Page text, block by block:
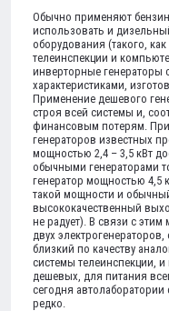
Обычно применяют
использовать и
оборудования (такого,
телеинспекции и
инверторные
характеристиками,
Применение дешевого
строя всей системы и,
финансовым потерям.
генераторов известных
мощностью 2,4 – 3,5 кВт
обычными генераторами
генератор мощностью 4,5
такой мощности и
высококачественный
не радует). В связи с
двух
близкий по качеству
системы телеинспекции,
дешевых, для питания
сегодня автолаборатории
редко.